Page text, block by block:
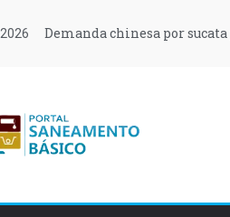
Demanda chinesa por